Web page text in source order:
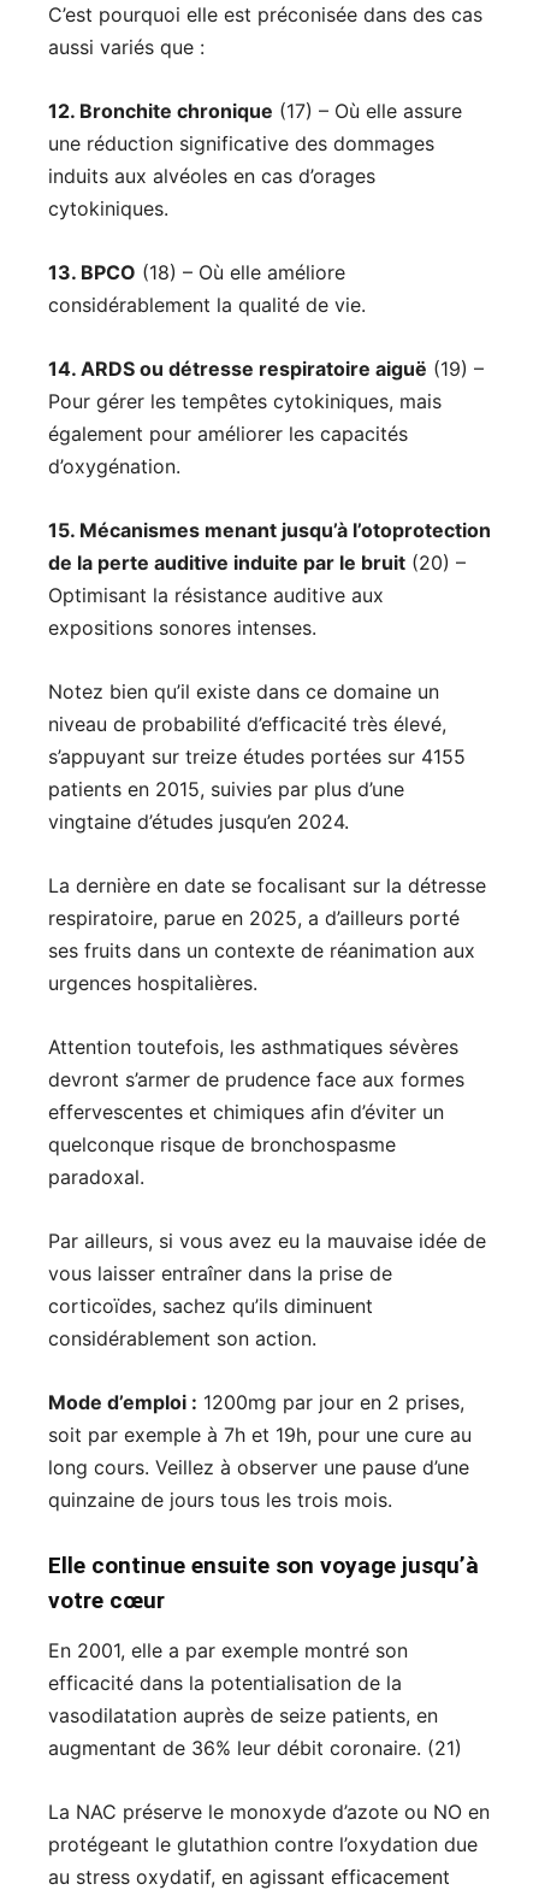
C’est pourquoi elle est préconisée dans des cas
aussi variés que :
12. Bronchite chronique (17) – Où elle assure
une réduction significative des dommages
induits aux alvéoles en cas d’orages
cytokiniques.
13. BPCO (18) – Où elle améliore
considérablement la qualité de vie.
14. ARDS ou détresse respiratoire aiguë (19) –
Pour gérer les tempêtes cytokiniques, mais
également pour améliorer les capacités
d’oxygénation.
15. Mécanismes menant jusqu’à l’otoprotection
de la perte auditive induite par le bruit (20) –
Optimisant la résistance auditive aux
expositions sonores intenses.
Notez bien qu’il existe dans ce domaine un
niveau de probabilité d’efficacité très élevé,
s’appuyant sur treize études portées sur 4155
patients en 2015, suivies par plus d’une
vingtaine d’études jusqu’en 2024.
La dernière en date se focalisant sur la détresse
respiratoire, parue en 2025, a d’ailleurs porté
ses fruits dans un contexte de réanimation aux
urgences hospitalières.
Attention toutefois, les asthmatiques sévères
devront s’armer de prudence face aux formes
effervescentes et chimiques afin d’éviter un
quelconque risque de bronchospasme
paradoxal.
Par ailleurs, si vous avez eu la mauvaise idée de
vous laisser entraîner dans la prise de
corticoïdes, sachez qu’ils diminuent
considérablement son action.
Mode d’emploi : 1200mg par jour en 2 prises,
soit par exemple à 7h et 19h, pour une cure au
long cours. Veillez à observer une pause d’une
quinzaine de jours tous les trois mois.
Elle continue ensuite son voyage jusqu’à
votre cœur
En 2001, elle a par exemple montré son
efficacité dans la potentialisation de la
vasodilatation auprès de seize patients, en
augmentant de 36% leur débit coronaire. (21)
La NAC préserve le monoxyde d’azote ou NO en
protégeant le glutathion contre l’oxydation due
au stress oxydatif, en agissant efficacement